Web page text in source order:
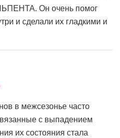
Он очень помог
и сделали их гладкими и
в межсезонье часто
с выпадением
их состояния стала